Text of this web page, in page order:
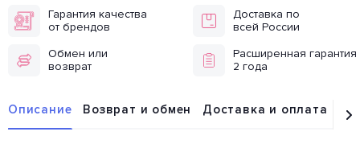
Гарантия качества
от брендов
Доставка по
всей России
Обмен или
возврат
Расширенная гарантия
2 года
Описание Возврат и обмен Доставка и оплата